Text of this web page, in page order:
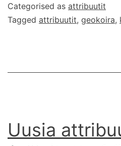
Categorised as attribuutit
Tagged attribuutit, geokoira,
Uusia